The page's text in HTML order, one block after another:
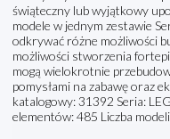
świąteczny lub wyjątkowy
modele w jednym zestawie
odkrywać różne możliwości
możliwości stworzenia
mogą wielokrotnie
pomysłami na zabawę oraz
katalogowy: 31392 Seria:
elementów: 485 Liczba